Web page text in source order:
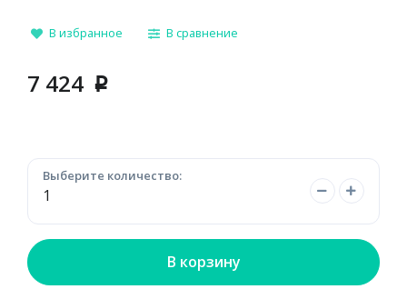
В избранное В сравнение
7 424 p
Выберите количество:
В корзину